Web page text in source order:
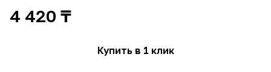
4 420 ₸
Купить в 1 клик